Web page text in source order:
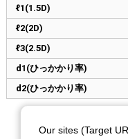
ℓ1(1.5D)
ℓ2(2D)
ℓ3(2.5D)
d1(ひっかかり率)
d2(ひっかかり率)
Our sites (Target